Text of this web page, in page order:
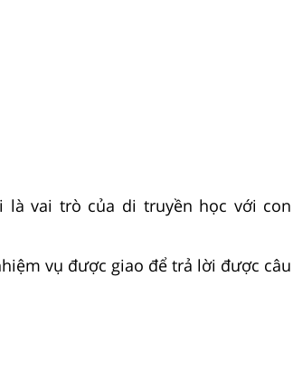
là vai trò của di truyền học với con
vụ được giao để trả lời được câu